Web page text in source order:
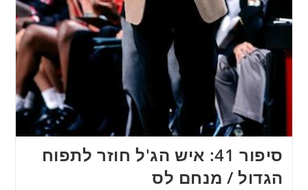
סיפור 41: איש הג'ל חוזר לתפוח
הגדול / מנחם לס